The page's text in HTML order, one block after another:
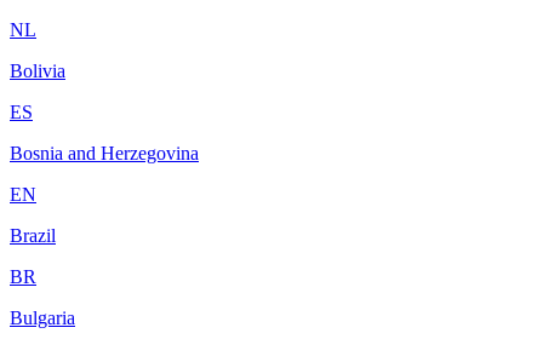
NL
Bolivia
ES
Bosnia and Herzegovina
EN
Brazil
BR
Bulgaria